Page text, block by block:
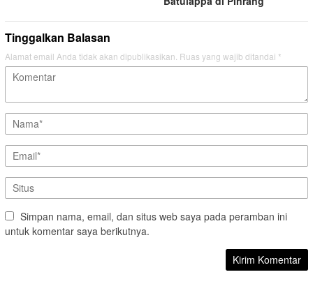
Tinggalkan Balasan
Alamat email Anda tidak akan dipublikasikan. Ruas yang wajib ditandai *
Simpan nama, email, dan situs web saya pada peramban ini
untuk komentar saya berikutnya.